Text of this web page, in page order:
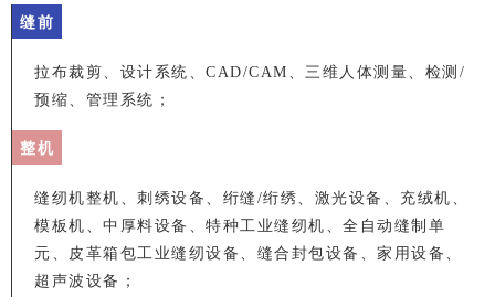
缝前
拉布裁剪、设计系统、CAD/CAM、三维人体测量、检测/
预缩、管理系统；
整机
缝纫机整机、刺绣设备、绗缝/绗绣、激光设备、充绒机、
模板机、中厚料设备、特种工业缝纫机、全自动缝制单
元、皮革箱包工业缝纫设备、缝合封包设备、家用设备、
超声波设备；